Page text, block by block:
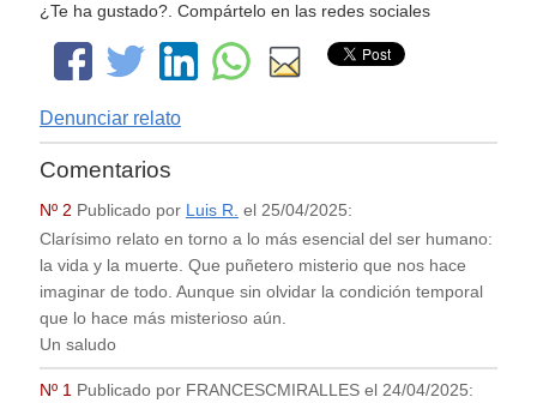
¿Te ha gustado?. Compártelo en las redes sociales
Denunciar relato
Comentarios
Nº 2 Publicado por Luis R. el 25/04/2025:
Clarísimo relato en torno a lo más esencial del ser humano:
la vida y la muerte. Que puñetero misterio que nos hace
imaginar de todo. Aunque sin olvidar la condición temporal
que lo hace más misterioso aún.
Un saludo
Nº 1Publicado por FRANCESCMIRALLESel 24/04/2025: